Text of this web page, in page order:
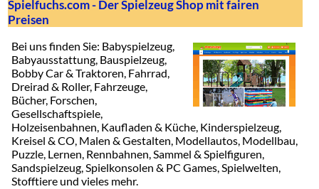
Spielfuchs.com - Der Spielzeug Shop mit fairen
Preisen
Bei uns finden Sie: Babyspielzeug,
Babyausstattung, Bauspielzeug,
Bobby Car & Traktoren, Fahrrad,
Dreirad & Roller, Fahrzeuge,
Bücher, Forschen,
Gesellschaftspiele,
Holzeisenbahnen, Kaufladen & Küche, Kinderspielzeug,
Kreisel & CO, Malen & Gestalten, Modellautos, Modellbau,
Puzzle, Lernen, Rennbahnen, Sammel & Spielfiguren,
Sandspielzeug, Spielkonsolen & PC Games, Spielwelten,
Stofftiere und vieles mehr.